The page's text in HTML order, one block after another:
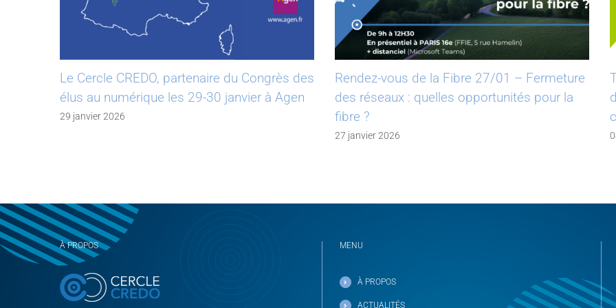
Le Cercle CREDO, partenaire du Congrès des
élus au numérique les 29-30 janvier à Agen
29 janvier 2026
Rendez-vous de la Fibre 27/01 – Fermeture
des réseaux : quelles opportunités pour la
fibre ?
27 janvier 2026
À PROPOS MENU
À PROPOS
ACTUALITÉS